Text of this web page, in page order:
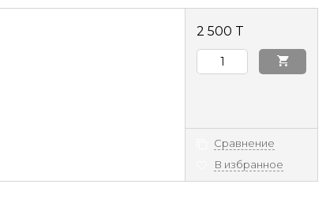
2 500 T
Сравнение
В избранное